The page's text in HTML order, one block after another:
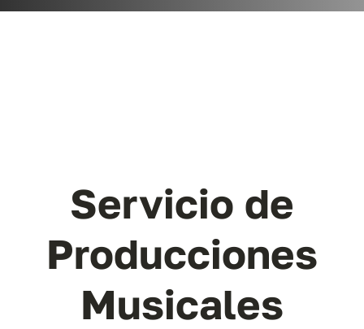
Servicio de
Producciones
Musicales